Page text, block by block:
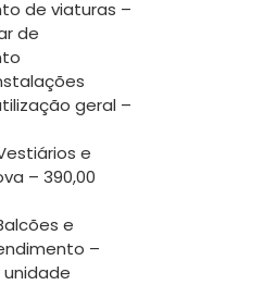
de viaturas –
de
geral –
e
– 390,00
e
–